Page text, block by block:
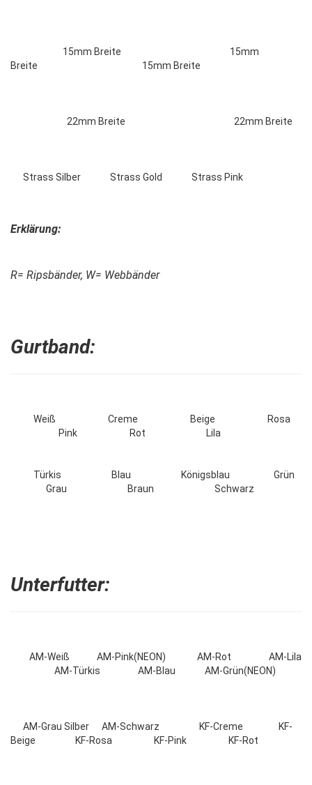
15mm Breite 15mm
Breite 15mm Breite
22mm Breite 22mm Breite
Strass Silber Strass Gold Strass Pink
Erklärung:
R= Ripsbänder, W= Webbänder
Gurtband:
Weiß Creme Beige Rosa
Pink Rot Lila
Türkis Blau Königsblau Grün
Grau Braun Schwarz
Unterfutter:
AM-Weiß AM-Pink(NEON) AM-Rot AM-Lila
AM-Türkis AM-Blau AM-Grün(NEON)
AM-Grau Silber AM-Schwarz KF-Creme KF-
Beige KF-Rosa KF-Pink KF-Rot